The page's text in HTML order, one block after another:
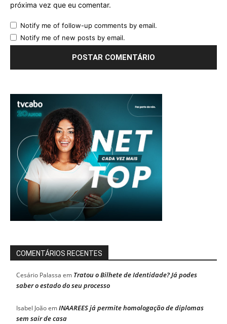
próxima vez que eu comentar.
Notify me of follow-up comments by email.
Notify me of new posts by email.
COMENTÁRIOS RECENTES
Cesário Palassa em Tratou o Bilhete de Identidade? Já podes
saber o estado do seu processo
Isabel JoãoemINAAREES já permite homologação de diplomas
sem sair de casa